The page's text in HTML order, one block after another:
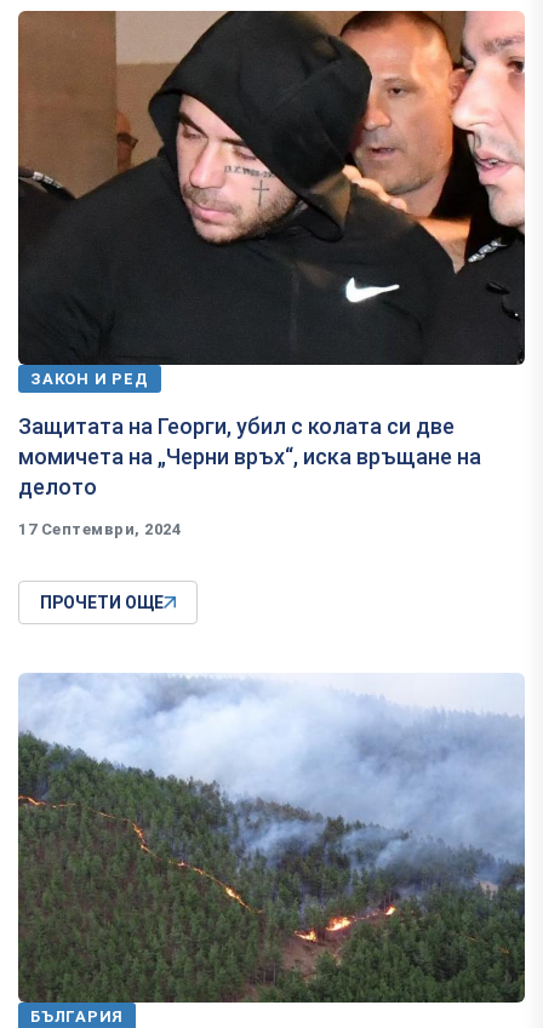
ЗАКОН И РЕД
Защитата на Георги, убил с колата си две
момичета на „Черни връх“, иска връщане на
делото
17 Септември, 2024
ПРОЧЕТИ ОЩЕ
БЪЛГАРИЯ